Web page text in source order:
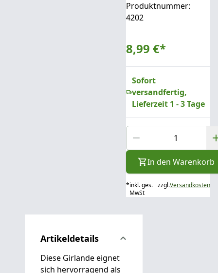
Produktnummer:
4202
8,99 €*
Sofort
versandfertig,
Lieferzeit 1 - 3 Tage
In den Warenkorb
*inkl. ges.
MwSt
zzgl.Versandkosten
Artikeldetails
Diese Girlande eignet
sich hervorragend als